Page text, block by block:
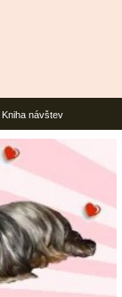
Kniha návštev